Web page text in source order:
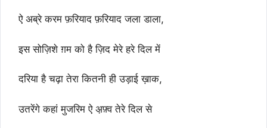
ऐ अब्रे करम फ़रियाद फ़रियाद जला डाला,
इस सोज़िशे ग़म को है ज़िद मेरे हरे दिल में
दरिया है चढ़ा तेरा कितनी ही उड़ाई ख़ाक,
उतरेंगे कहां मुजरिम ऐ अ़फ़्व तेरे दिल से